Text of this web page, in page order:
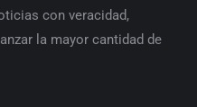
con veracidad,
la mayor cantidad de